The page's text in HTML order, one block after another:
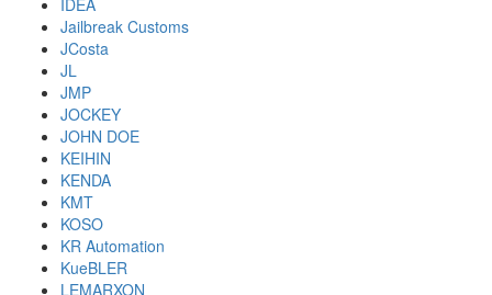
IDEA
Jailbreak Customs
JCosta
JL
JMP
JOCKEY
JOHN DOE
KEIHIN
KENDA
KMT
KOSO
KR Automation
KueBLER
LEMARXON